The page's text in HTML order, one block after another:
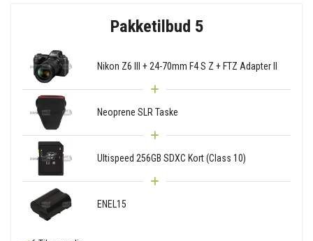
Pakketilbud 5
Nikon Z6 III + 24-70mm F4 S Z + FTZ Adapter II
Neoprene SLR Taske
Ultispeed 256GB SDXC Kort (Class 10)
ENEL15